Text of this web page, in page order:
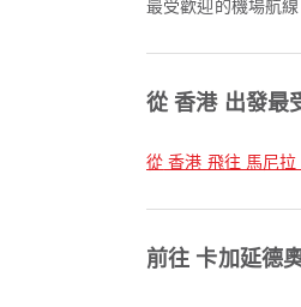
最受歡迎的機場航
從 香港 出發最
從 香港 飛往 馬尼
前往 卡加延德